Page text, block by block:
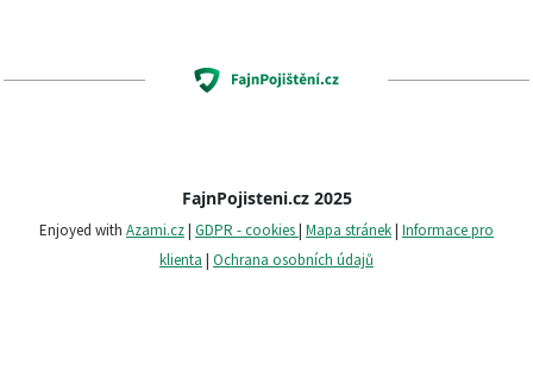
FajnPojisteni.cz 2025
Enjoyed with Azami.cz| GDPR - cookies| Mapa stránek| Informace pro
klienta | Ochrana osobních údajů